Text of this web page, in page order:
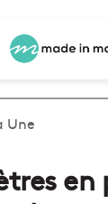
Une
en